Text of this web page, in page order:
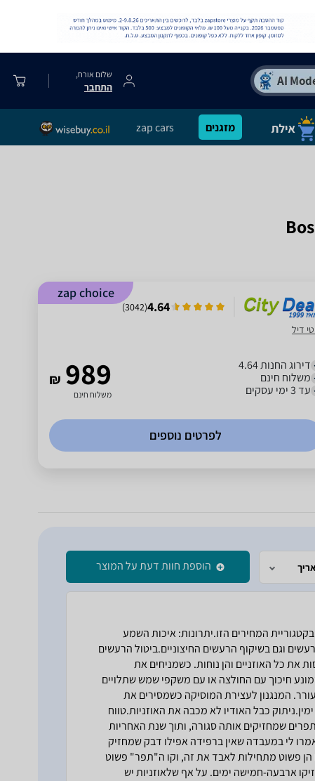
שלום אורח,
התחבר
מזגנים zap cars
zap choice
4.64
(
3042
)
דיל
דירוג החנות 4.64
משלוח חינם
עד 3 ימי עסקים
₪ 989
משלוח חינם
לפרטים נוספים
הוספת חוות דעת על המוצר
המחירים הזו.יתרונות: איכות השמע
וגם בשיקוף הרעשים החיצוניים.ביטול הרעשים
את כל האוזניים והן נוחות. כשמניחים את
חיכוך עם החולצה או עם משקפי שמש שתלויים
המנגנון לעצירת המוסיקה כשמסירים את
כבל האודיו לא מכבה את האוזניות.טווח
שמחזיקים אותה סגורה, ותוך שנת האחריות
לי במעבדה שאין ברפידה אפילו דבק שמחזיק
הן פשוט מתחילות לאבד את זה, וקו ה"תפר" פשוט
ארבעה-חמישה ימים. על אף שלאוזניות יש